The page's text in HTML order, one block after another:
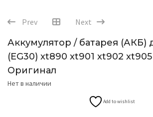
Prev Next
Аккумулятор / батарея (АКБ)
(EG30) xt890 xt901 xt902
Оригинал
Нет в наличии
Add to wishlist